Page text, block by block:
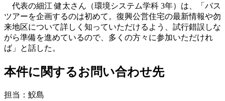
代表の細江 健太さん（環境システム学科 3年）は、「バス
ツアーを企画するのは初めて。復興公営住宅の最新情報や勿
来地区について詳しく知っていただけるよう、試行錯誤しな
がら準備を進めているので、多くの方々に参加いただけれ
ば」と話した。
本件に関するお問い合わせ先
担当：鮫島